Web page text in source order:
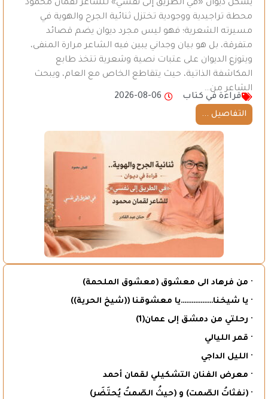
يُشكل ديوان «في الطريق إلى نفسي» للشاعر لقمان محمود
محطة تراجيدية ووجودية تختزل ثنائية الجرح والهوية في
مسيرته الشعرية؛ فهو ليس مجرد ديوان يضم قصائد
متفرقة، بل هو بيان وجداني يبين فيه الشاعر مرارة المنفى،
ويتوزع الديوان على عتبات نصية وشعرية تتخذ طابع
المكاشفة الذاتية، حيث يتقاطع الخاص مع العام، ويبحث
الشاعر من…
قراءة في كتاب
2026-08-06
التفاصيل ...
· من فرهاد الى معشوق (معشوق الملحمة)
· يا شيخنا………………يا معشوقنا ((شيخ الحرية))
· رحلتي من دمشق إلى عمان(1)
· قمر الليالي
· الليل الداجي
· معرض الفنان التشكيلي لقمان أحمد
· (نفثاتُ الصّمت) و (حيثُ الصّمتُ يُحتَضَر)